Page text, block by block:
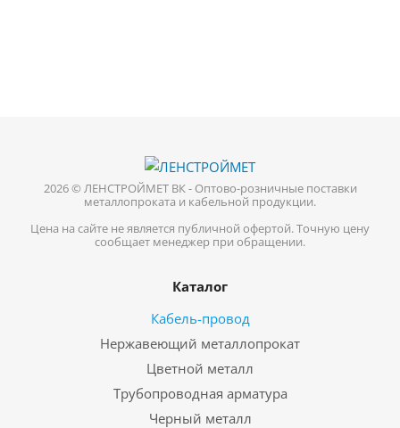
2026 © ЛЕНСТРОЙМЕТ ВК - Оптово-розничные поставки
металлопроката и кабельной продукции.
Цена на сайте не является публичной офертой. Точную цену
сообщает менеджер при обращении.
Каталог
Кабель-провод
Нержавеющий металлопрокат
Цветной металл
Трубопроводная арматура
Черный металл